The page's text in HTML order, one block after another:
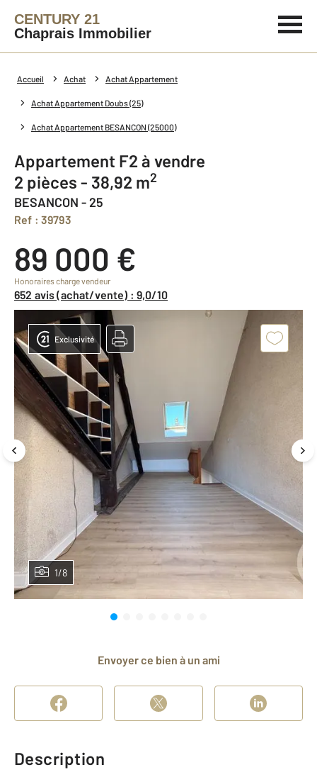
CENTURY 21
Chaprais Immobilier
Accueil Achat Achat Appartement
Achat Appartement Doubs (25)
Achat Appartement BESANCON (25000)
Appartement F2 à vendre
2 pièces - 38,92 m2
BESANCON - 25
Ref : 39793
89 000 €
Honoraires charge vendeur
652 avis (achat/vente) : 9,0/10
1/8
Exclusivité
Envoyer ce bien à un ami
Description